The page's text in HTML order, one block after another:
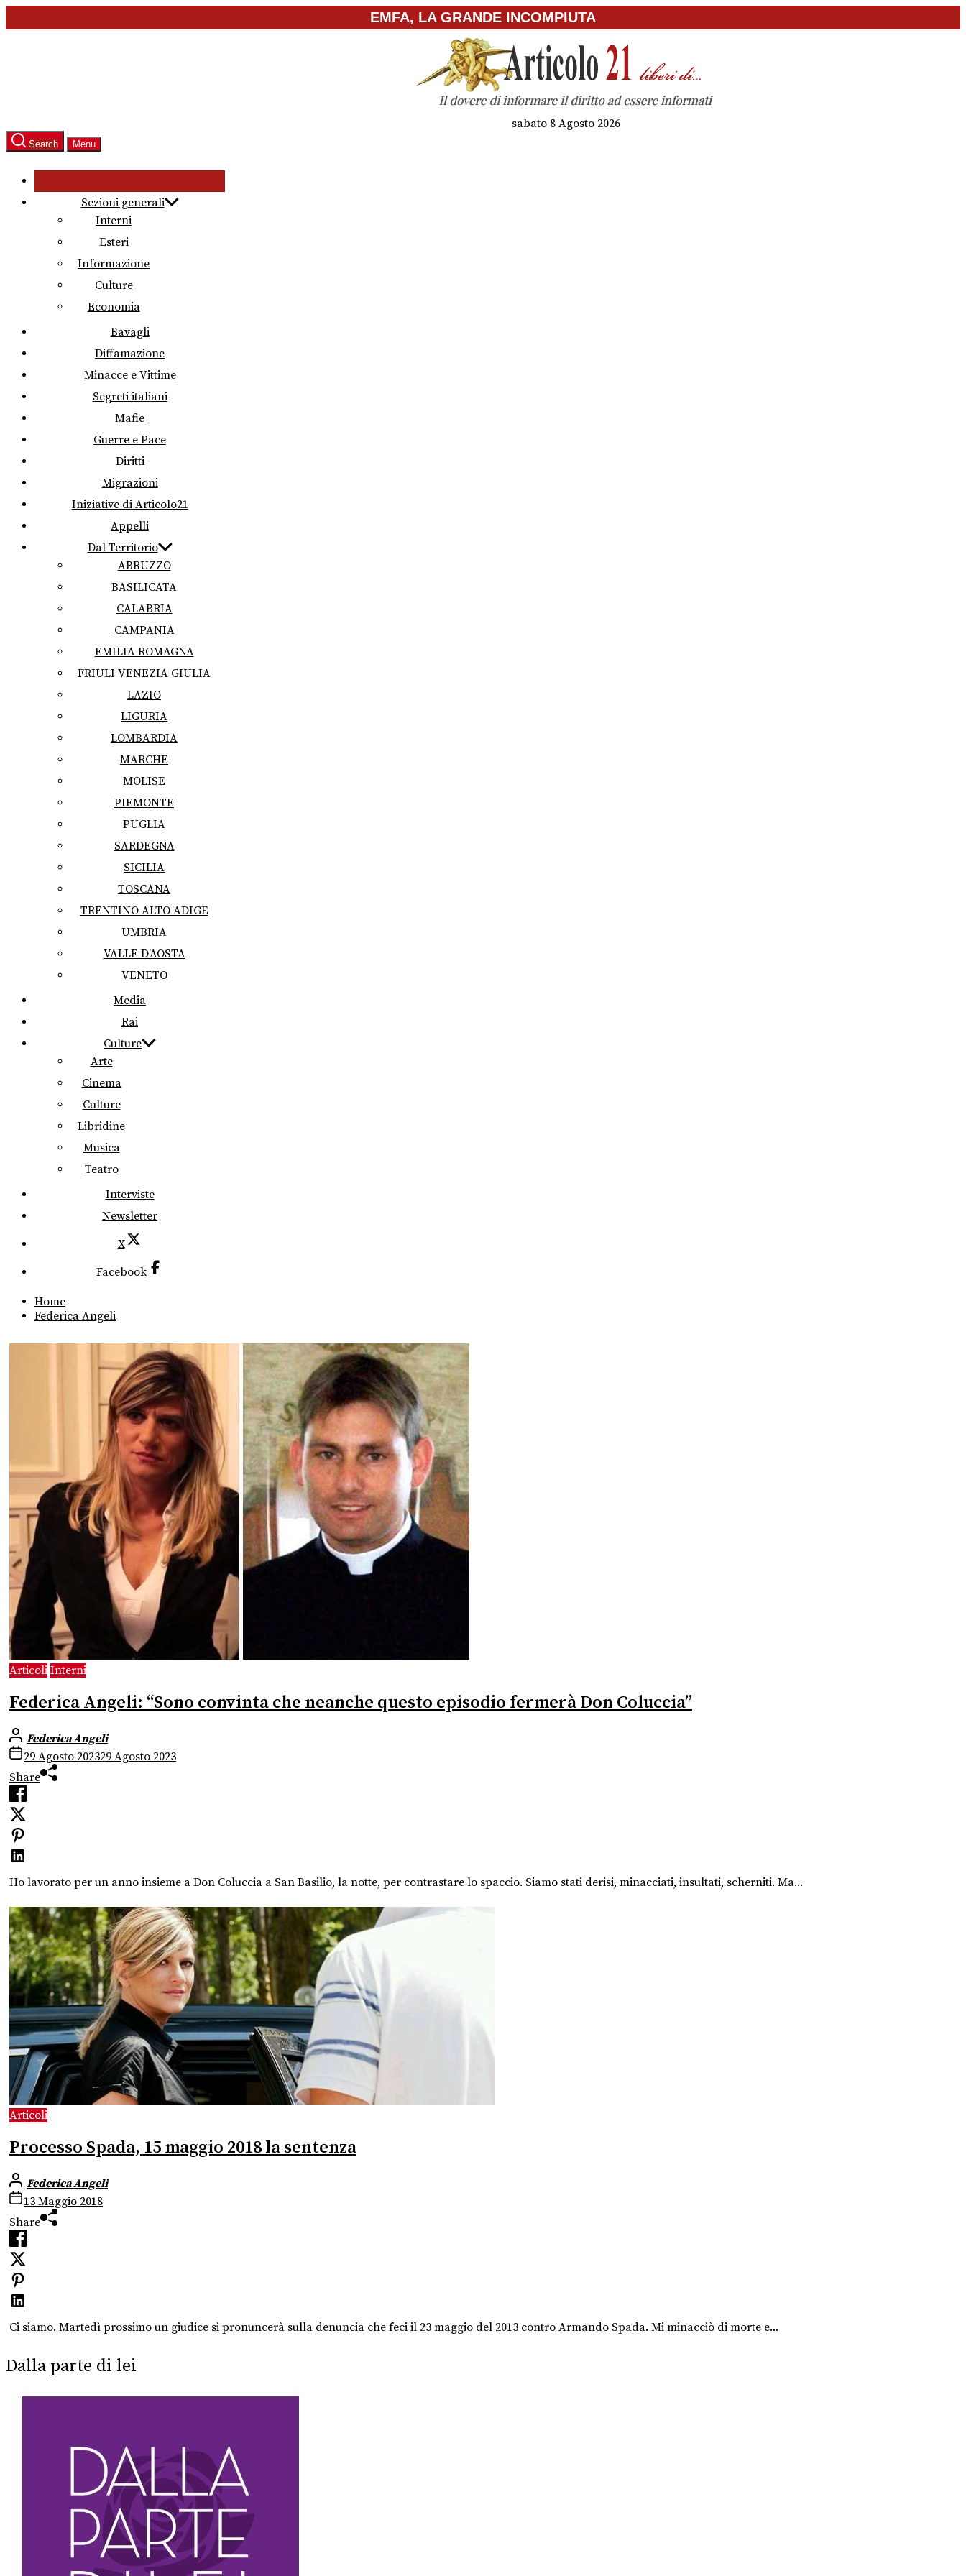
to
EMFA, LA GRANDE INCOMPIUTA
sabato 8 Agosto 2026
Search Menu
Sezioni generali
Interni
Esteri
Informazione
Culture
Economia
Bavagli
Diffamazione
Minacce e Vittime
Segreti italiani
Mafie
Guerre e Pace
Diritti
Migrazioni
Iniziative di Articolo21
Appelli
Dal Territorio
ABRUZZO
BASILICATA
CALABRIA
CAMPANIA
EMILIA ROMAGNA
FRIULI VENEZIA GIULIA
LAZIO
LIGURIA
LOMBARDIA
MARCHE
MOLISE
PIEMONTE
PUGLIA
SARDEGNA
SICILIA
TOSCANA
TRENTINO ALTO ADIGE
UMBRIA
VALLE D’AOSTA
VENETO
Media
Rai
Culture
Arte
Cinema
Culture
Libridine
Musica
Teatro
Interviste
Newsletter
X
Facebook
Home
Federica Angeli
Articoli Interni
Federica Angeli: “Sono convinta che neanche questo episodio fermerà Don Coluccia”
Federica Angeli
29 Agosto 202329 Agosto 2023
Share
Ho lavorato per un anno insieme a Don Coluccia a San Basilio, la notte, per contrastare lo spaccio. Siamo stati derisi, minacciati, insultati, scherniti. Ma...
Articoli
Processo Spada, 15 maggio 2018 la sentenza
Federica Angeli
13 Maggio 2018
Share
Ci siamo. Martedì prossimo un giudice si pronuncerà sulla denuncia che feci il 23 maggio del 2013 contro Armando Spada. Mi minacciò di morte e...
Dalla parte di lei